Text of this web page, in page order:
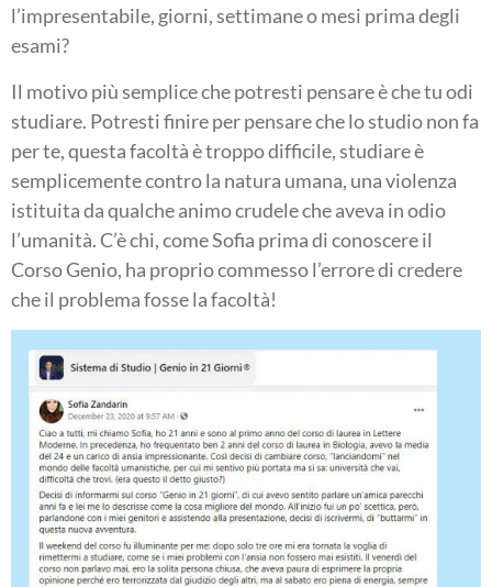
l’impresentabile, giorni, settimane o mesi prima degli
esami?
Il motivo più semplice che potresti pensare è che tu odi
studiare. Potresti finire per pensare che lo studio non fa
per te, questa facoltà è troppo difficile, studiare è
semplicemente contro la natura umana, una violenza
istituita da qualche animo crudele che aveva in odio
l’umanità. C’è chi, come Sofia prima di conoscere il
Corso Genio, ha proprio commesso l’errore di credere
che il problema fosse la facoltà!